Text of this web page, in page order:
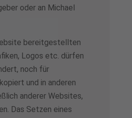
oder an Michael
bereitgestellten
Logos etc. dürfen
noch für
und in anderen
anderer Websites,
Das Setzen eines